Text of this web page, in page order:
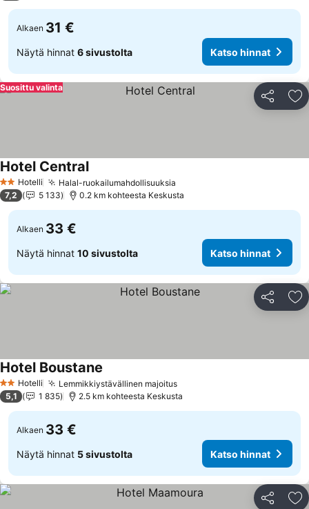
Alkaen 31 €
Näytä hinnat 6 sivustolta Katso hinnat
Jaa
Suosittu valinta
2 Tähtiluokitus
Hotelli Halal-ruokailumahdollisuuksia
Hotel CentralKatso hinnat
7,2 5 133 0.2 km kohteesta Keskusta
Alkaen 33 €
Näytä hinnat 10 sivustolta Katso hinnat
Jaa
2 Tähtiluokitus
Hotelli Lemmikkiystävällinen majoitusKatso hinnat
Hotel Boustane
5,1 1 835 2.5 km kohteesta Keskusta
Alkaen 33 €
Näytä hinnat 5 sivustolta Katso hinnat
Jaa